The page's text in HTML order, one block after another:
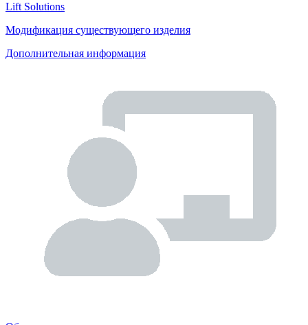
Lift Solutions
Модификация существующего изделия
Дополнительная информация